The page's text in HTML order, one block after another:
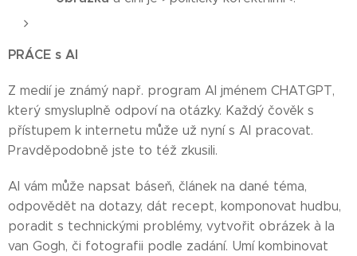
PRÁCE s AI
Z medií je známý např. program AI jménem CHATGPT,
který smysluplně odpoví na otázky. Každý čověk s
přístupem k internetu může už nyní s AI pracovat.
Pravděpodobně jste to též zkusili.
AI vám může napsat báseň, článek na dané téma,
odpovědět na dotazy, dát recept, komponovat hudbu,
poradit s technickými problémy, vytvořit obrázek à la
van Gogh, či fotografii podle zadání. Umí kombinovat